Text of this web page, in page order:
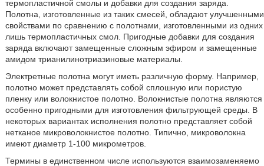
термопластичной смолы и добавки для создания заряда.
Полотна, изготовленные из таких смесей, обладают улучшенными
свойствами по сравнению с полотнами, изготовленными из одних
лишь термопластичных смол. Пригодные добавки для создания
заряда включают замещенные сложным эфиром и замещенные
амидом трианилинотриазиновые материалы.
Электретные полотна могут иметь различную форму. Например,
полотно может представлять собой сплошную или пористую
пленку или волокнистое полотно. Волокнистые полотна являются
особенно пригодными для изготовления фильтрующей среды. В
некоторых вариантах исполнения полотно представляет собой
нетканое микроволокнистое полотно. Типично, микроволокна
имеют диаметр 1-100 микрометров.
Термины в единственном числе используются взаимозаменяемо